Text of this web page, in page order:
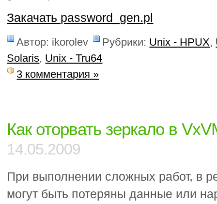
Закачать password_gen.pl
Автор: ikorolev Рубрики: Unix - HPUX,
Solaris, Unix - Tru64
3 комментария »
Как оторвать зеркало в
14.05.2009
При выполнении сложных работ, в
могут быть потеряны данные или